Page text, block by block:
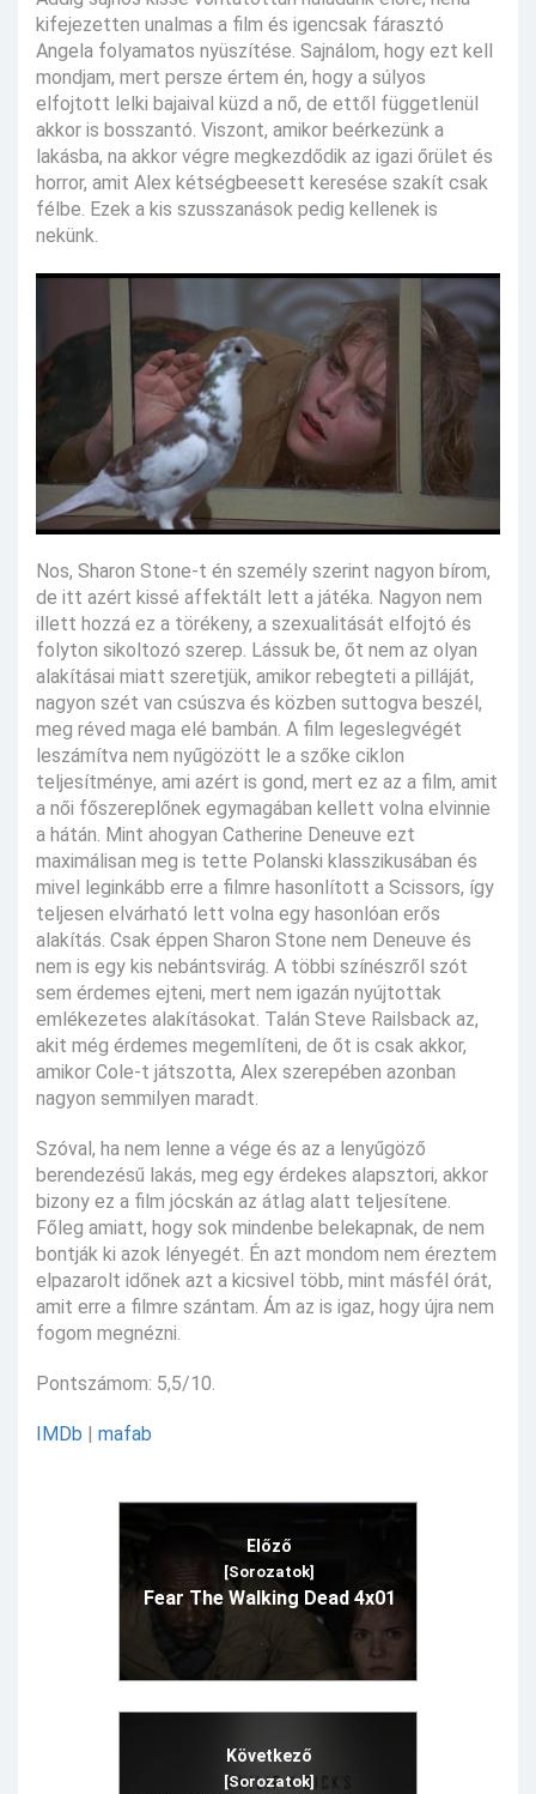
kifejezetten unalmas a film és igencsak fárasztó
Angela folyamatos nyüszítése. Sajnálom, hogy ezt kell
mondjam, mert persze értem én, hogy a súlyos
elfojtott lelki bajaival küzd a nő, de ettől függetlenül
akkor is bosszantó. Viszont, amikor beérkezünk a
lakásba, na akkor végre megkezdődik az igazi őrület és
horror, amit Alex kétségbeesett keresése szakít csak
félbe. Ezek a kis szusszanások pedig kellenek is
nekünk.
Nos, Sharon Stone-t én személy szerint nagyon bírom,
de itt azért kissé affektált lett a játéka. Nagyon nem
illett hozzá ez a törékeny, a szexualitását elfojtó és
folyton sikoltozó szerep. Lássuk be, őt nem az olyan
alakításai miatt szeretjük, amikor rebegteti a pilláját,
nagyon szét van csúszva és közben suttogva beszél,
meg réved maga elé bambán. A film legeslegvégét
leszámítva nem nyűgözött le a szőke ciklon
teljesítménye, ami azért is gond, mert ez az a film, amit
a női főszereplőnek egymagában kellett volna elvinnie
a hátán. Mint ahogyan Catherine Deneuve ezt
maximálisan meg is tette Polanski klasszikusában és
mivel leginkább erre a filmre hasonlított a Scissors, így
teljesen elvárható lett volna egy hasonlóan erős
alakítás. Csak éppen Sharon Stone nem Deneuve és
nem is egy kis nebántsvirág. A többi színészről szót
sem érdemes ejteni, mert nem igazán nyújtottak
emlékezetes alakításokat. Talán Steve Railsback az,
akit még érdemes megemlíteni, de őt is csak akkor,
amikor Cole-t játszotta, Alex szerepében azonban
nagyon semmilyen maradt.
Szóval, ha nem lenne a vége és az a lenyűgöző
berendezésű lakás, meg egy érdekes alapsztori, akkor
bizony ez a film jócskán az átlag alatt teljesítene.
Főleg amiatt, hogy sok mindenbe belekapnak, de nem
bontják ki azok lényegét. Én azt mondom nem éreztem
elpazarolt időnek azt a kicsivel több, mint másfél órát,
amit erre a filmre szántam. Ám az is igaz, hogy újra nem
fogom megnézni.
Pontszámom: 5,5/10.
IMDb | mafab
Előző
[Sorozatok]
Fear The Walking Dead 4x01
Következő
[Sorozatok]